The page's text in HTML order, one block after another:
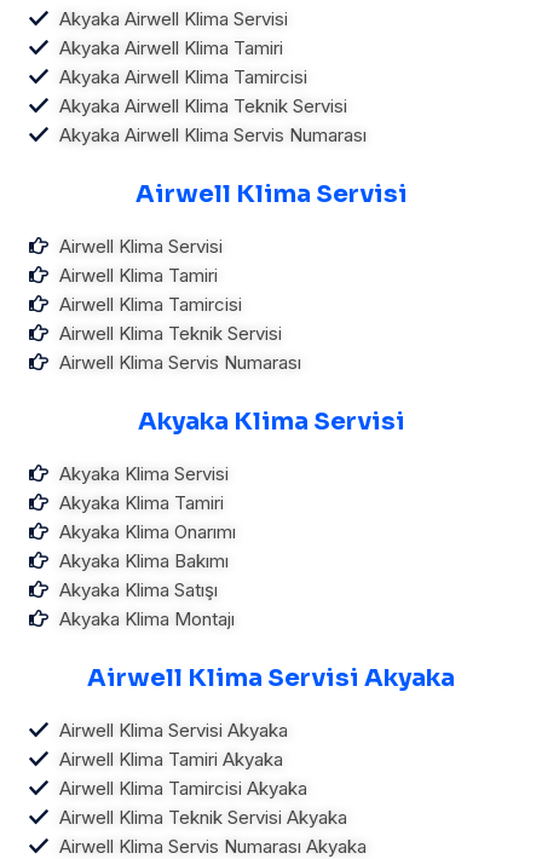
Akyaka Airwell Klima Servisi
Akyaka Airwell Klima Tamiri
Akyaka Airwell Klima Tamircisi
Akyaka Airwell Klima Teknik Servisi
Akyaka Airwell Klima Servis Numarası
Airwell Klima Servisi
Airwell Klima Servisi
Airwell Klima Tamiri
Airwell Klima Tamircisi
Airwell Klima Teknik Servisi
Airwell Klima Servis Numarası
Akyaka Klima Servisi
Akyaka Klima Servisi
Akyaka Klima Tamiri
Akyaka Klima Onarımı
Akyaka Klima Bakımı
Akyaka Klima Satışı
Akyaka Klima Montajı
Airwell Klima Servisi Akyaka
Airwell Klima Servisi Akyaka
Airwell Klima Tamiri Akyaka
Airwell Klima Tamircisi Akyaka
Airwell Klima Teknik Servisi Akyaka
Airwell Klima Servis Numarası Akyaka